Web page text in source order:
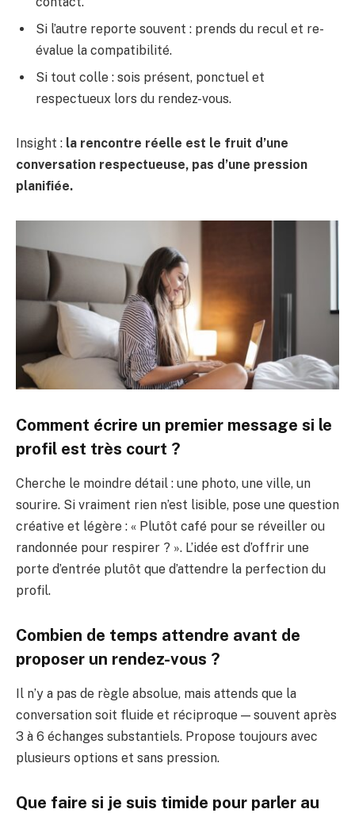
Si l’autre reporte souvent : prends du recul et re-
évalue la compatibilité.
Si tout colle : sois présent, ponctuel et
respectueux lors du rendez-vous.
Insight : la rencontre réelle est le fruit d’une
conversation respectueuse, pas d’une pression
planifiée.
Comment écrire un premier message si le
profil est très court ?
Cherche le moindre détail : une photo, une ville, un
sourire. Si vraiment rien n’est lisible, pose une question
créative et légère : « Plutôt café pour se réveiller ou
randonnée pour respirer ? ». L’idée est d’offrir une
porte d’entrée plutôt que d’attendre la perfection du
profil.
Combien de temps attendre avant de
proposer un rendez-vous ?
Il n’y a pas de règle absolue, mais attends que la
conversation soit fluide et réciproque — souvent après
3 à 6 échanges substantiels. Propose toujours avec
plusieurs options et sans pression.
Que faire si je suis timide pour parler au